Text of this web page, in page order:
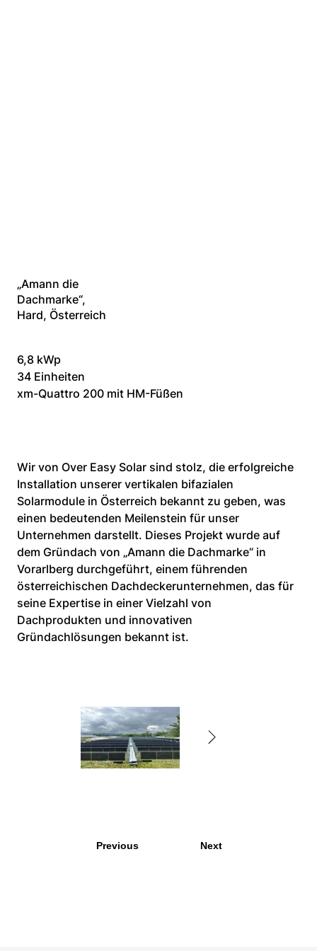
Previous Next
„Amann die
Dachmarke“,
Hard, Österreich
6,8 kWp
34 Einheiten
xm-Quattro 200 mit HM-Füßen
Wir von Over Easy Solar sind stolz, die erfolgreiche
Installation unserer vertikalen bifazialen
Solarmodule in Österreich bekannt zu geben, was
einen bedeutenden Meilenstein für unser
Unternehmen darstellt. Dieses Projekt wurde auf
dem Gründach von „Amann die Dachmarke“ in
Vorarlberg durchgeführt, einem führenden
österreichischen Dachdeckerunternehmen, das für
seine Expertise in einer Vielzahl von
Dachprodukten und innovativen
Gründachlösungen bekannt ist.